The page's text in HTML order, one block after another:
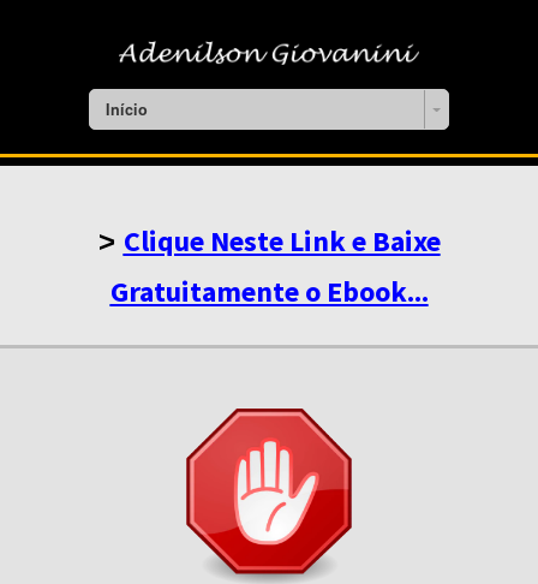
Início
> Clique Neste Link e Baixe
Gratuitamente o Ebook...